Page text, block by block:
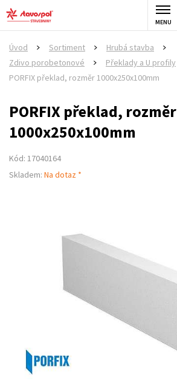
MENU
Úvod Sortiment Hrubá stavba
Zdivo porobetonové
Překlady a U profily
PORFIX překlad, rozměr 1000x250x100mm
PORFIX překlad, rozměr
1000x250x100mm
Kód: 17040164
Skladem: Na dotaz *